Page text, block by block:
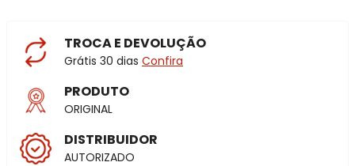
TROCA E DEVOLUÇÃO
Grátis 30 dias Confira
PRODUTO
ORIGINAL
DISTRIBUIDOR
AUTORIZADO